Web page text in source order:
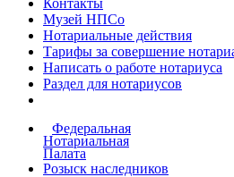
Контакты
Музей НПСо
Нотариальные действия
Тарифы за совершение
Написать о работе нотариуса
Раздел для нотариусов
Федеральная
Нотариальная
Палата
Розыск наследников